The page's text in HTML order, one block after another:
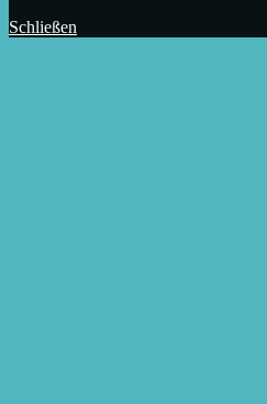
Schließen